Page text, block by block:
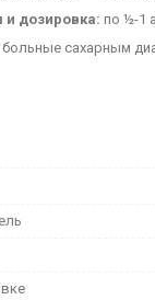
и дозировка: по ½-1
больные сахарным